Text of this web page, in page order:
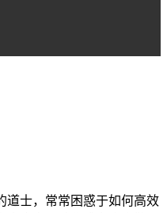
道士，常常困惑于如何高效